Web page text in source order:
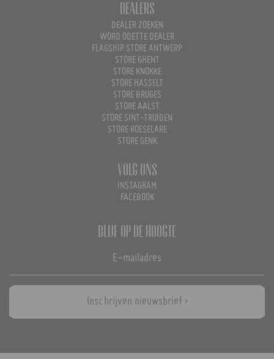
Dealers
DEALER ZOEKEN
WORD ODETTE DEALER
FLAGSHIP STORE ANTWERP
STORE GHENT
STORE KNOKKE
STORE HASSELT
STORE BRUGES
STORE AALST
STORE SINT-TRUIDEN
STORE ROESELARE
STORE GENK
Volg ons
INSTAGRAM
FACEBOOK
Blijf op de hoogte
Inschrijven nieuwsbrief ›